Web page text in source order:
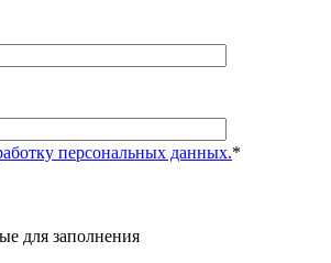
персональных данных.*
для заполнения